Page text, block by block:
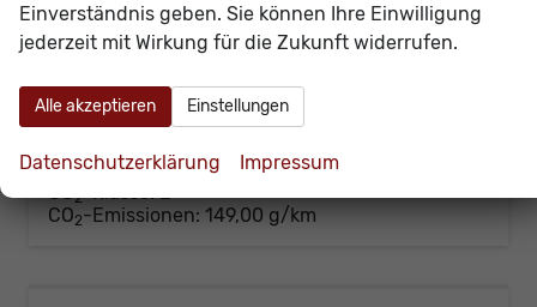
Fahrzeugnr. 61004 Getriebe
Doppelkupplungsgetriebe (DSG)
Kraftstoff Benzin Außenfarbe
34.940,– €
Verbrauch kombiniert:6,50 l/100km
CO2-Klasse: E
CO2-Emissionen: 149,00 g/km
Einverständnis geben. Sie können Ihre Einwilligung
jederzeit mit Wirkung für die Zukunft widerrufen.
Alle akzeptieren Einstellungen
Datenschutzerklärung Impressum